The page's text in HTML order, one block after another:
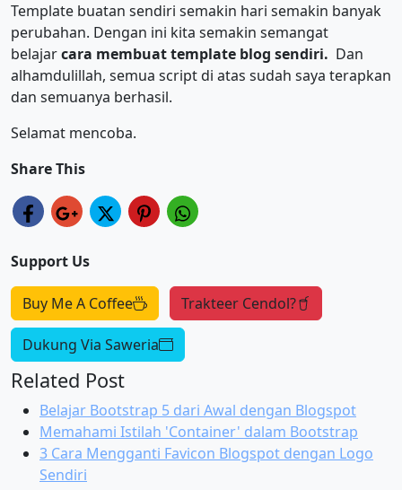
Template buatan sendiri semakin hari semakin banyak
perubahan. Dengan ini kita semakin semangat
belajarcara membuat template blog sendiri. Dan
alhamdulillah, semua script di atas sudah saya terapkan
dan semuanya berhasil.
Selamat mencoba.
Share This
Support Us
Buy Me A Coffee Trakteer Cendol?
Dukung Via Saweria
Related Post
Belajar Bootstrap 5 dari Awal dengan Blogspot
Memahami Istilah 'Container' dalam Bootstrap
3 Cara Mengganti Favicon Blogspot dengan Logo
Sendiri